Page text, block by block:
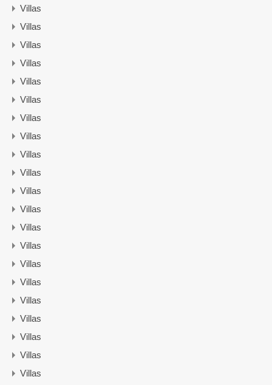
Villas
Villas
Villas
Villas
Villas
Villas
Villas
Villas
Villas
Villas
Villas
Villas
Villas
Villas
Villas
Villas
Villas
Villas
Villas
Villas
Villas